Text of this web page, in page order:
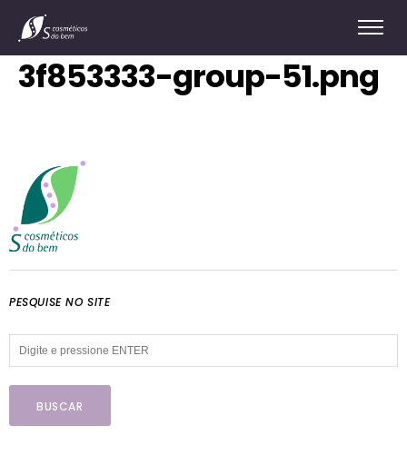
3f853333-group-51.png
PESQUISE NO SITE